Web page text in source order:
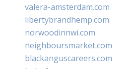
valera-amsterdam.com
libertybrandhemp.com
norwoodinnwi.com
neighboursmarket.com
blackanguscareers.com